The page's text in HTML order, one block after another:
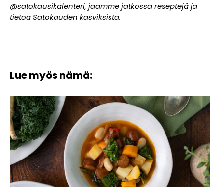
@satokausikalenteri, jaamme jatkossa reseptejä ja
tietoa Satokauden kasviksista.
Lue myös nämä: